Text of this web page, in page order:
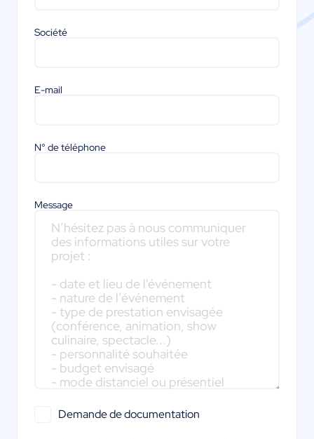
Société
E-mail
N° de téléphone
Message
Demande de documentation